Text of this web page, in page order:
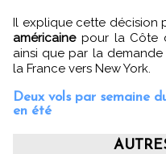
Il explique cette décision
américainepour la Côte
ainsi que par la
la France vers New York.
Deux vols par semaine
en été